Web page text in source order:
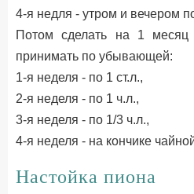
4-я недля - утром и вечером
Потом сделать на 1 месяц
принимать по убывающей:
1-я неделя - по 1 ст.л.,
2-я неделя - по 1 ч.л.,
3-я неделя - по 1/3 ч.л.,
4-я неделя - на кончике
Настойка пиона